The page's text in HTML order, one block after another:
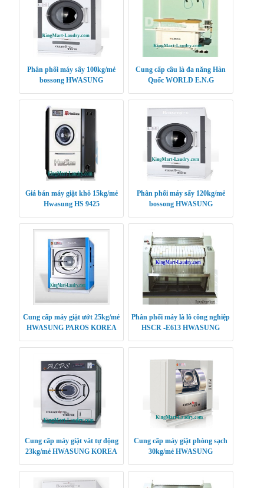
Phân phối máy sấy 100kg/mẻ
bossong HWASUNG
Cung cấp cầu là đa năng Hàn
Quốc WORLD E.N.G
Giá bán máy giặt khô 15kg/mẻ
Hwasung HS 9425
Phân phối máy sấy 120kg/mẻ
bossong HWASUNG
Cung cấp máy giặt ướt 25kg/mẻ
HWASUNG PAROS KOREA
Phân phối máy là lô công nghiệp
HSCR -E613 HWASUNG
Cung cấp máy giặt vắt tự động
23kg/mẻ HWASUNG KOREA
Cung cấp máy giặt phòng sạch
30kg/mẻ HWASUNG